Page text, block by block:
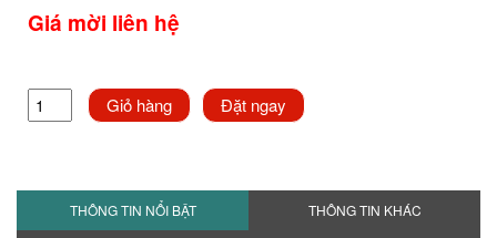
Giá mời liên hệ
Giỏ hàng Đặt ngay
THÔNG TIN NỔI BẬT THÔNG TIN KHÁC